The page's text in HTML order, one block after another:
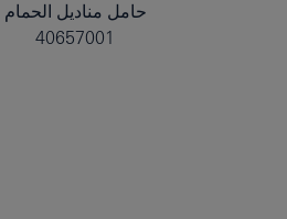
حامل مناديل الحمام
40657001